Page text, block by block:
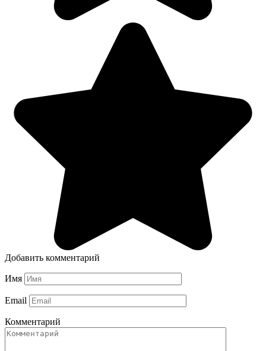
Добавить комментарий
Имя
Email
Комментарий